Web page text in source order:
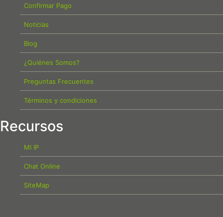
Confirmar Pago
Noticias
Blog
¿Quiénes Somos?
Preguntas Frecuentes
Términos y condiciones
Recursos
MI IP
Chat Online
SiteMap